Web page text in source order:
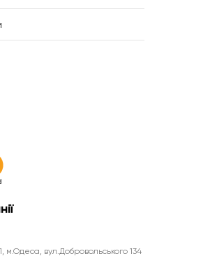
м.Одеса, вул.Добровольського 134